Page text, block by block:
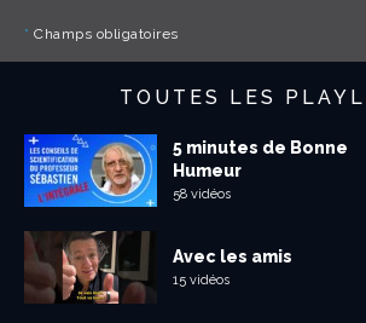
* Champs obligatoires
TOUTES LES
5 minutes de Bonne
Humeur
58 vidéos
Avec les amis
15 vidéos